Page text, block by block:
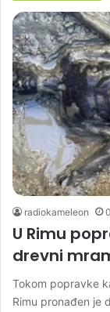
radiokameleon
U Rimu
drevni
Tokom popravke
Rimu pronađen je